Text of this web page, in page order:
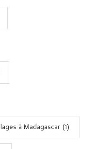
à Madagascar (1)